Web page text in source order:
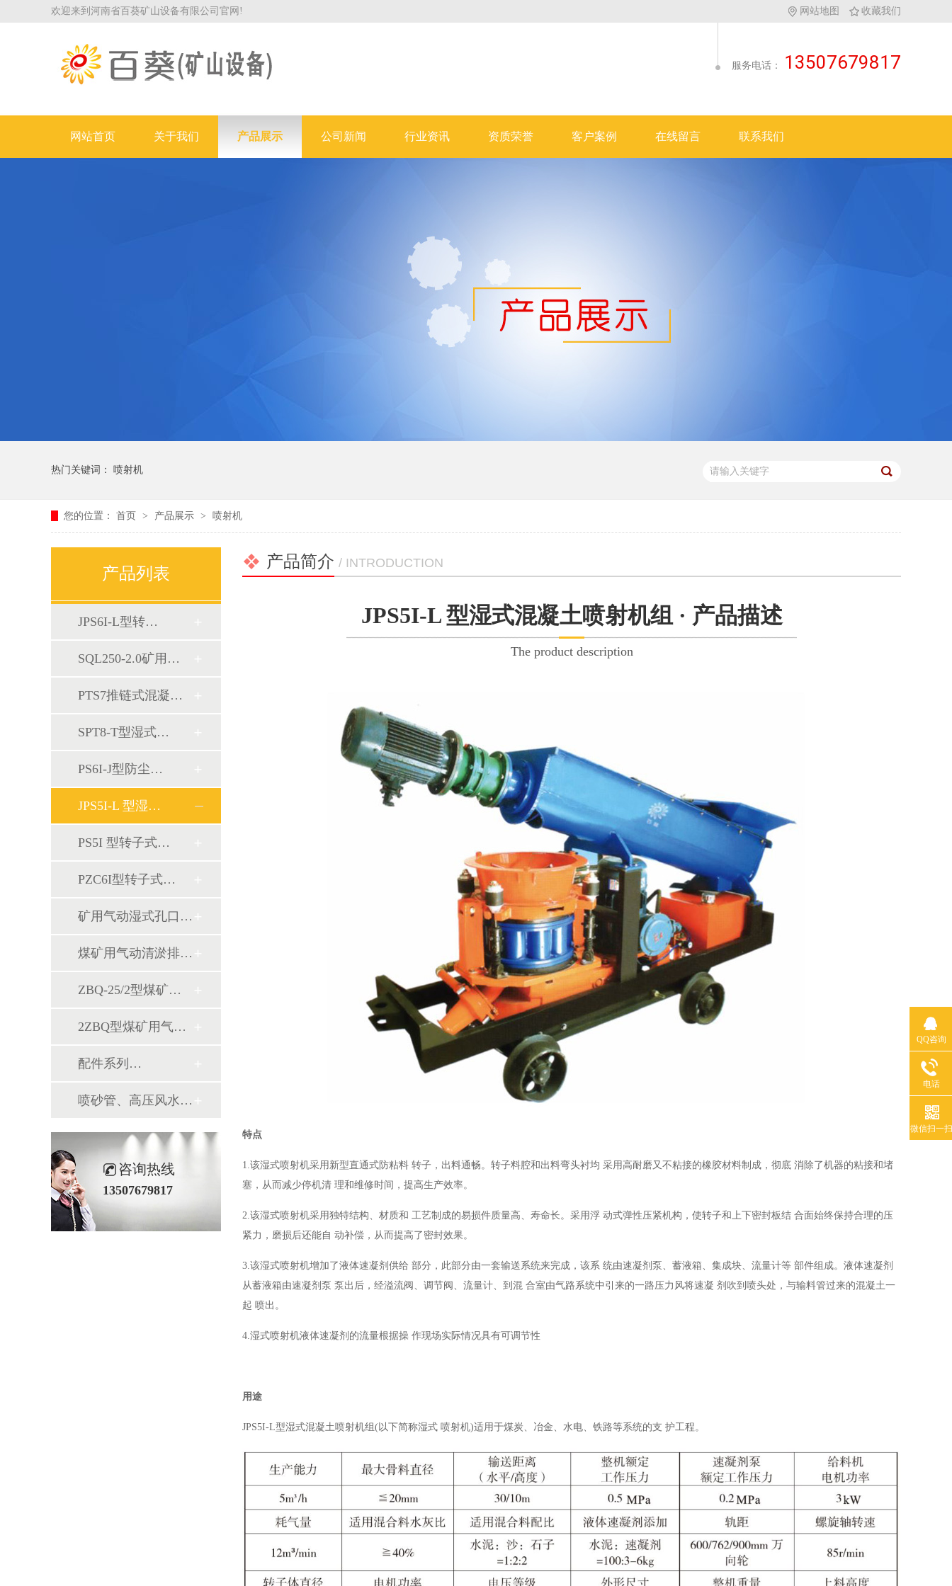
网站地图 收藏我们
欢迎来到河南省百葵矿山设备有限公司官网!
服务电话： 13507679817
网站首页 关于我们 产品展示 公司新闻 行业资讯 资质荣誉 客户案例 在线留言 联系我们
热门关键词： 喷射机
您的位置： 首页 > 产品展示 > 喷射机
产品列表
JPS6I-L型转…
SQL250-2.0矿用…
PTS7推链式混凝…
SPT8-T型湿式…
PS6I-J型防尘…
JPS5I-L 型湿…
PS5I 型转子式…
PZC6I型转子式…
矿用气动湿式孔口…
煤矿用气动清淤排…
ZBQ-25/2型煤矿…
2ZBQ型煤矿用气…
配件系列…
喷砂管、高压风水…
咨询热线
13507679817
产品简介 / INTRODUCTION
JPS5I-L 型湿式混凝土喷射机组 · 产品描述
The product description
特点
1.该湿式喷射机采用新型直通式防粘料 转子，出料通畅。转子料腔和出料弯头衬均 采用高耐磨又不粘接的橡胶材料制成，彻底 消除了机器的粘接和堵
塞，从而减少停机清 理和维修时间，提高生产效率。
2.该湿式喷射机采用独特结构、材质和 工艺制成的易损件质量高、寿命长。采用浮 动式弹性压紧机构，使转子和上下密封板结 合面始终保持合理的压
紧力，磨损后还能自 动补偿，从而提高了密封效果。
3.该湿式喷射机增加了液体速凝剂供给 部分，此部分由一套输送系统来完成，该系 统由速凝剂泵、蓄液箱、集成块、流量计等 部件组成。液体速凝剂
从蓄液箱由速凝剂泵 泵出后，经溢流阀、调节阀、流量计、到混 合室由气路系统中引来的一路压力风将速凝 剂吹到喷头处，与输料管过来的混凝土一
起 喷出。
4.湿式喷射机液体速凝剂的流量根据操 作现场实际情况具有可调节性
用途
JPS5I-L型湿式混凝土喷射机组(以下简称湿式 喷射机)适用于煤炭、冶金、水电、铁路等系统的支 护工程。
QQ咨询
电话
微信扫一扫